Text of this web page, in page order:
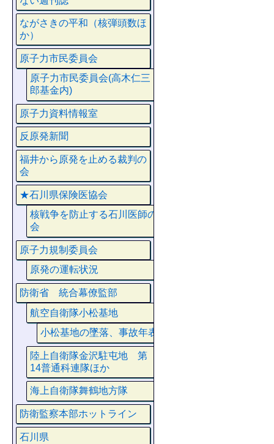
ながさきの平和（核弾頭数ほ
か）
原子力市民委員会
原子力市民委員会(高木仁三
郎基金内)
原子力資料情報室
反原発新聞
福井から原発を止める裁判の
会
★石川県保険医協会
核戦争を防止する石川医師の
会
原子力規制委員会
原発の運転状況
防衛省 統合幕僚監部
航空自衛隊小松基地
小松基地の墜落、事故年表
陸上自衛隊金沢駐屯地 第
14普通科連隊ほか
海上自衛隊舞鶴地方隊
防衛監察本部ホットライン
石川県